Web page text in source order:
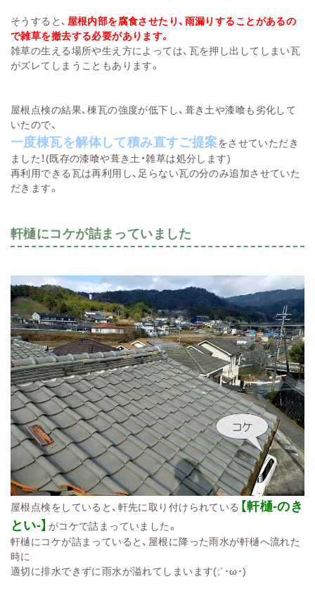
そうすると、 屋根内部を腐食させたり、雨漏りすることがあるの
で雑草を撤去する必要があります。
雑草の生える場所や生え方によっては、瓦を押し出してしまい瓦
がズレてしまうこともあります。
屋根点検の結果、棟瓦の強度が低下し、葺き土や漆喰も劣化して
いたので、
一度棟瓦を解体して積み直すご提案をさせていただき
ました！(既存の漆喰や葺き土・雑草は処分します)
再利用できる瓦は再利用し、足らない瓦の分のみ追加させていた
だきます。
軒樋にコケが詰まっていました
屋根点検をしていると、軒先に取り付けられている 【軒樋-のき
とい-】 がコケで詰まっていました。
軒樋にコケが詰まっていると、屋根に降った雨水が軒樋へ流れた
時に
適切に排水できずに雨水が溢れてしまいます(;´･ω･)